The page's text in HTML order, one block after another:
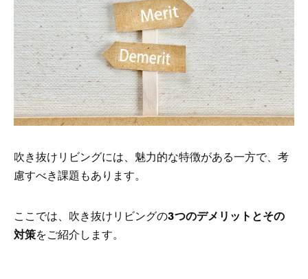
吹き抜けリビングには、魅力的な特徴がある一方で、考
慮すべき課題もあります。
ここでは、吹き抜けリビングの3つのデメリットとその
対策をご紹介します。